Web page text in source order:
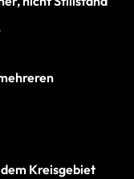
Kreisgebiet